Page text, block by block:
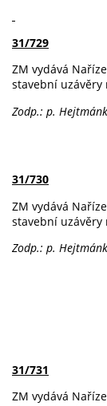
31/729
ZM vydává
stavební uzávěry
Zodp.: p.
31/730
ZM vydává
stavební uzávěry
Zodp.: p.
31/731
ZM vydává